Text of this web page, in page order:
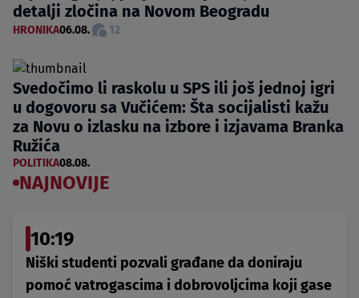
detalji zločina na Novom Beogradu
HRONIKA06.08. 12
Svedočimo li raskolu u SPS ili još jednoj igri
u dogovoru sa Vučićem: Šta socijalisti kažu
za Novu o izlasku na izbore i izjavama Branka
Ružića
POLITIKA08.08.
NAJNOVIJE
10:19
Niški studenti pozvali građane da doniraju
pomoć vatrogascima i dobrovoljcima koji gase